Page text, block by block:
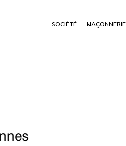
SOCIÉTÉ MAÇONNERIE